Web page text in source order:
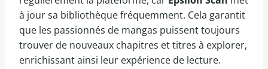
à jour sa bibliothèque fréquemment. Cela garantit
que les passionnés de mangas puissent toujours
trouver de nouveaux chapitres et titres à explorer,
enrichissant ainsi leur expérience de lecture.